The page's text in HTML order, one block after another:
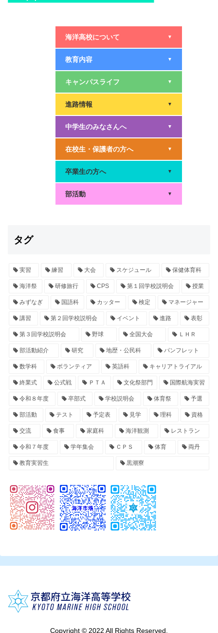
海洋高校について ▼
教育内容 ▼
キャンパスライフ ▼
進路情報 ▼
中学生のみなさんへ ▼
在校生・保護者の方へ ▼
卒業生の方へ ▼
部活動 ▼
タグ
実習 練習 大会 スケジュール 保健体育科
海洋祭 研修旅行 CPS 第１回学校説明会 授業
みずなぎ 国語科 カッター 検定 マネージャー
講習 第２回学校説明会 イベント 進路 表彰
第３回学校説明会 野球 全国大会 ＬＨＲ
部活動紹介 研究 地歴・公民科 パンフレット
数学科 ボランティア 英語科 キャリアトライアル
終業式 公式戦 ＰＴＡ 文化祭部門 国際航海実習
令和８年度 卒部式 学校説明会 体育祭 予選
部活動 テスト 予定表 見学 理科 資格
交流 食事 家庭科 海洋観測 レストラン
令和７年度 学年集会 ＣＰＳ 体育 両丹
教育実習生 黒潮寮
Copyright © 2022 All Rights Reserved.